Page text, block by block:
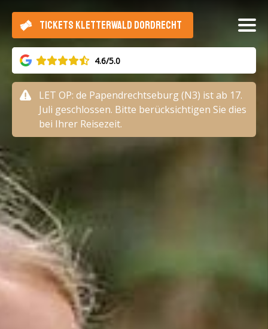
4.6/5.0
TICKETS KLETTERWALD DORDRECHT
LET OP: de Papendrechtseburg (N3) ist ab 17.
Juli geschlossen. Bitte berücksichtigen Sie dies
bei Ihrer Reisezeit.